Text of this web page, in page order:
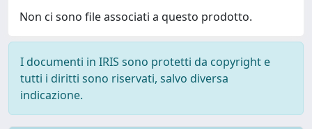
Non ci sono file associati a questo prodotto.
I documenti in IRIS sono protetti da copyright e
tutti i diritti sono riservati, salvo diversa
indicazione.